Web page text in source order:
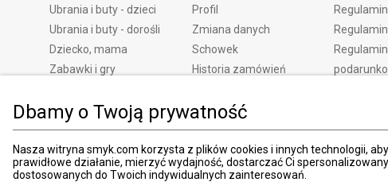
Dbamy o Twoją prywatność
Nasza witryna smyk.com korzysta z plików cookies i innych technologii,
prawidłowe działanie, mierzyć wydajność, dostarczać Ci
dostosowanych do Twoich indywidualnych zainteresowań.
Ubrania i buty - dzieci
Ubrania i buty - dorośli
Dziecko, mama
Zabawki i gry
Zdrowie i uroda
Dom i ogród
Promocje
Porady
Profil
Zmiana danych
Schowek
Historia zamówień
Polityka prywatności
Ustawienia prywatności
Śledzenie zamówień
Regulamin
Metody
PayPo